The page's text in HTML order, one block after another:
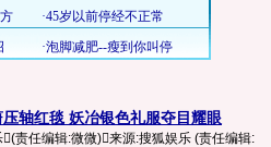
轴红毯 妖冶银色礼服夺目耀眼
责任编辑:微微)来源:搜狐娱乐 (责任编辑: